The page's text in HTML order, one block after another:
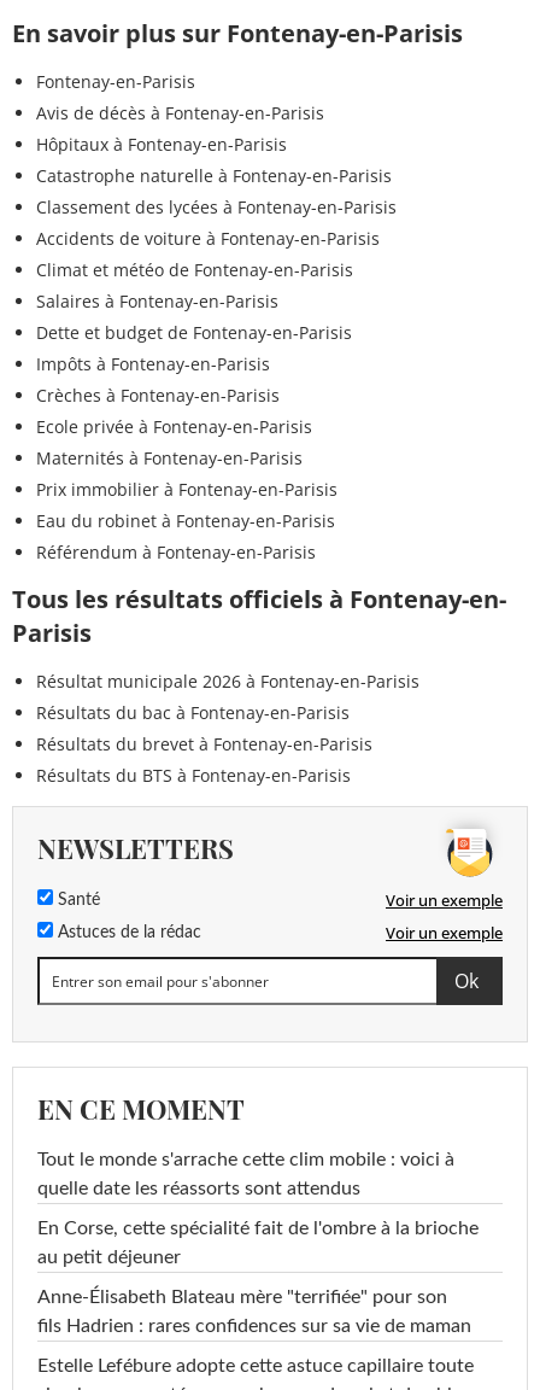
En savoir plus sur Fontenay-en-Parisis
Fontenay-en-Parisis
Avis de décès à Fontenay-en-Parisis
Hôpitaux à Fontenay-en-Parisis
Catastrophe naturelle à Fontenay-en-Parisis
Classement des lycées à Fontenay-en-Parisis
Accidents de voiture à Fontenay-en-Parisis
Climat et météo de Fontenay-en-Parisis
Salaires à Fontenay-en-Parisis
Dette et budget de Fontenay-en-Parisis
Impôts à Fontenay-en-Parisis
Crèches à Fontenay-en-Parisis
Ecole privée à Fontenay-en-Parisis
Maternités à Fontenay-en-Parisis
Prix immobilier à Fontenay-en-Parisis
Eau du robinet à Fontenay-en-Parisis
Référendum à Fontenay-en-Parisis
Tous les résultats officiels à Fontenay-en-
Parisis
Résultat municipale 2026 à Fontenay-en-Parisis
Résultats du bac à Fontenay-en-Parisis
Résultats du brevet à Fontenay-en-Parisis
Résultats du BTS à Fontenay-en-Parisis
NEWSLETTERS
Santé Voir un exemple
Astuces de la rédac Voir un exemple
EN CE MOMENT
Tout le monde s'arrache cette clim mobile : voici à
quelle date les réassorts sont attendus
En Corse, cette spécialité fait de l'ombre à la brioche
au petit déjeuner
Anne-Élisabeth Blateau mère "terrifiée" pour son
fils Hadrien : rares confidences sur sa vie de maman
Estelle Lefébure adopte cette astuce capillaire toute